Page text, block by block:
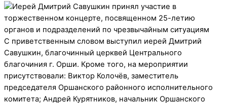
С приветственным словом выступил иерей Дмитрий
Савушкин, благочинный церквей Центрального
благочиния г. Орши. Кроме того, на мероприятии
присутствовали: Виктор Колочёв, заместитель
председателя Оршанского районного исполнительного
комитета; Андрей Курятников, начальник Оршанского